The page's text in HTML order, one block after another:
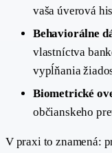
vaša úverová
Behaviorálne
vlastníctva
vypĺňania
Biometrické
občianskeho
V praxi to znamená: